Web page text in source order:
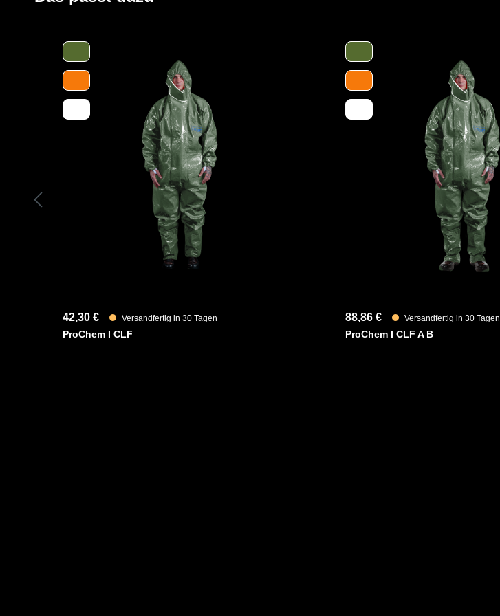
liegende spitze Gegenstände. Dies macht den Stiefel zu einem perfekten Allrounder, der sich für
ein breites Einsatzspektrum eignet.
Darüber hinaus verfügt der Stiefel mit seiner SRC-Einstufung über die bestmögliche
Rutschfestigkeit.
Ein weiteres Highlight des speziellen Materials ist seine Langlebigkeit. Bei richtiger Lagerung
behält der Stiefel seine chemische Beständigkeit, auch wenn er nach etwa fünf Jahren seinen
Glanz und seine Farbe verliert. Es ist wichtig, PVC-Produkte vor Sonnenlicht, Hitze und
Feuchtigkeit zu schützen, um ihre Lebensdauer zu verlängern.
42,30 € Versandfertig in 30 Tagen
ProChem I CLF
88,86 € Versandfertig in 30 Tagen
ProChem I CLF A B